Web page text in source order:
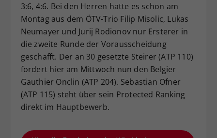
3:6, 4:6. Bei den Herren hatte es schon am
Montag aus dem ÖTV-Trio Filip Misolic, Lukas
Neumayer und Jurij Rodionov nur Ersterer in
die zweite Runde der Vorausscheidung
geschafft. Der an 30 gesetzte Steirer (ATP 110)
fordert hier am Mittwoch nun den Belgier
Gauthier Onclin (ATP 204). Sebastian Ofner
(ATP 115) steht über sein Protected Ranking
direkt im Hauptbewerb.